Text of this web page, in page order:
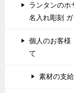
ランタンの
名入れ彫刻
個人のお客
て
素材の支